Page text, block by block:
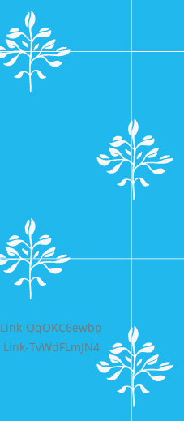
Bericht
navigatie
Link-QqOKC6ewbp
Link-TvWdFLmJN4